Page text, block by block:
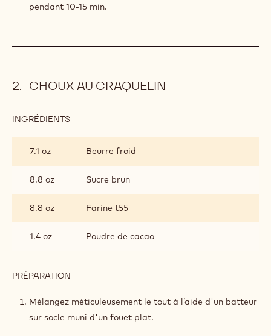
pendant 10-15 min.
CHOUX AU CRAQUELIN
INGRÉDIENTS
CRAQUELIN
7.1 oz Beurre froid
8.8 oz Sucre brun
8.8 oz Farine t55
1.4 oz Poudre de cacao
PRÉPARATION
AU
Mélangez méticuleusement le tout à l’aide d'un batteur
sur socle muni d'un fouet plat.